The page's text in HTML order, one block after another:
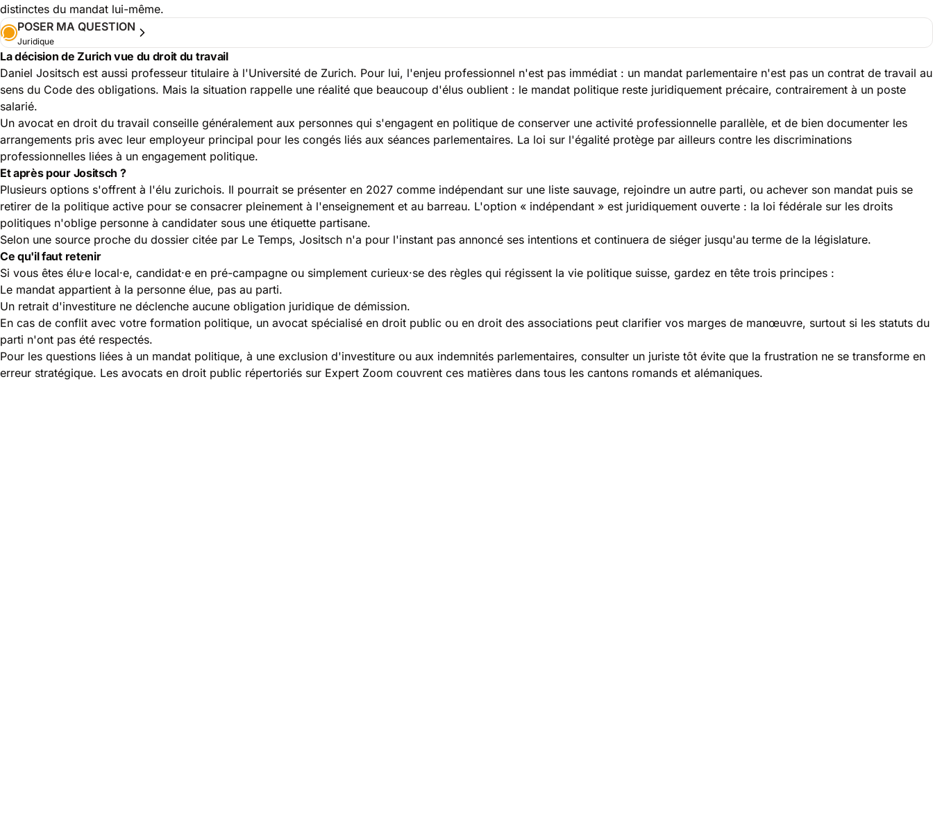
distinctes du mandat lui-même.
POSER MA QUESTION
Juridique
La décision de Zurich vue du droit du travail
Daniel Jositsch est aussi professeur titulaire à l'Université de Zurich. Pour lui, l'enjeu professionnel n'est pas immédiat : un mandat parlementaire n'est pas un contrat de travail au
sens du Code des obligations. Mais la situation rappelle une réalité que beaucoup d'élus oublient : le mandat politique reste juridiquement précaire, contrairement à un poste
salarié.
Un avocat en droit du travail conseille généralement aux personnes qui s'engagent en politique de conserver une activité professionnelle parallèle, et de bien documenter les
arrangements pris avec leur employeur principal pour les congés liés aux séances parlementaires. La loi sur l'égalité protège par ailleurs contre les discriminations
professionnelles liées à un engagement politique.
Et après pour Jositsch ?
Plusieurs options s'offrent à l'élu zurichois. Il pourrait se présenter en 2027 comme indépendant sur une liste sauvage, rejoindre un autre parti, ou achever son mandat puis se
retirer de la politique active pour se consacrer pleinement à l'enseignement et au barreau. L'option « indépendant » est juridiquement ouverte : la loi fédérale sur les droits
politiques n'oblige personne à candidater sous une étiquette partisane.
Selon une source proche du dossier citée par Le Temps, Jositsch n'a pour l'instant pas annoncé ses intentions et continuera de siéger jusqu'au terme de la législature.
Ce qu'il faut retenir
Si vous êtes élu·e local·e, candidat·e en pré-campagne ou simplement curieux·se des règles qui régissent la vie politique suisse, gardez en tête trois principes :
Le mandat appartient à la personne élue, pas au parti.
Un retrait d'investiture ne déclenche aucune obligation juridique de démission.
En cas de conflit avec votre formation politique, un avocat spécialisé en droit public ou en droit des associations peut clarifier vos marges de manœuvre, surtout si les statuts du
parti n'ont pas été respectés.
Pour les questions liées à un mandat politique, à une exclusion d'investiture ou aux indemnités parlementaires, consulter un juriste tôt évite que la frustration ne se transforme en
erreur stratégique. Les avocats en droit public répertoriés sur Expert Zoom couvrent ces matières dans tous les cantons romands et alémaniques.